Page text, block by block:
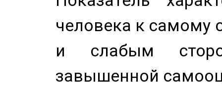
человека к самому
и слабым
завышенной